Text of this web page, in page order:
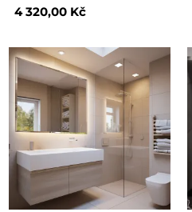
4 320,00 Kč